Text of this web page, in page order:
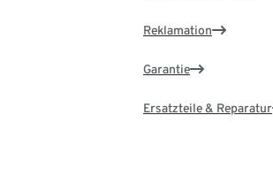
Reklamation
Garantie
Ersatzteile & Reparatur